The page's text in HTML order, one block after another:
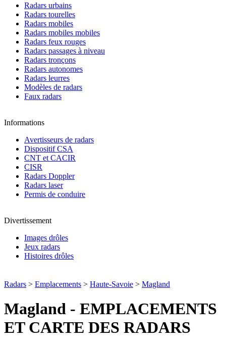
Radars urbains
Radars tourelles
Radars mobiles
Radars mobiles mobiles
Radars feux rouges
Radars passages à niveau
Radars tronçons
Radars autonomes
Radars leurres
Modèles de radars
Faux radars
Informations
Avertisseurs de radars
Dispositif CSA
CNT et CACIR
CISR
Radars Doppler
Radars laser
Permis de conduire
Divertissement
Images drôles
Jeux radars
Histoires drôles
Radars > Emplacements > Haute-Savoie > Magland
Magland - EMPLACEMENTS
ET CARTE DES RADARS